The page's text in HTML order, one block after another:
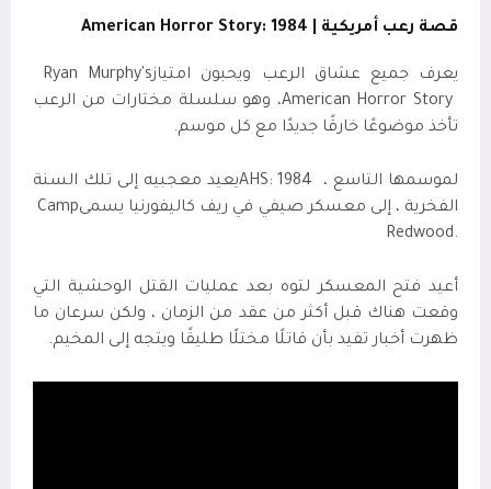
قصة رعب أمريكية | American Horror Story: 1984
يعرف جميع عشاق الرعب ويحبون امتيازRyan Murphy's
American Horror Story، وهو سلسلة مختارات من الرعب
تأخذ موضوعًا خارقًا جديدًا مع كل موسم.
لموسمها التاسع ، AHS: 1984يعيد معجبيه إلى تلك السنة
الفخرية ، إلى معسكر صيفي في ريف كاليفورنيا يسمىCamp
Redwood.
أعيد فتح المعسكر لتوه بعد عمليات القتل الوحشية التي
وقعت هناك قبل أكثر من عقد من الزمان ، ولكن سرعان ما
ظهرت أخبار تفيد بأن قاتلًا مختلًا طليقًا ويتجه إلى المخيم.